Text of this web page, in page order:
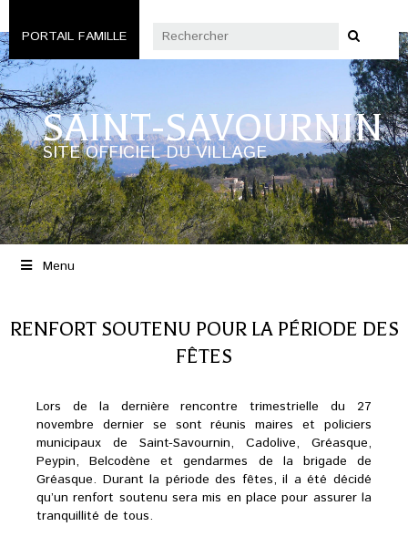
PORTAIL FAMILLE
SAINT-SAVOURNIN
SITE OFFICIEL DU VILLAGE
Menu
RENFORT SOUTENU POUR LA PÉRIODE DES
FÊTES
Lors de la dernière rencontre trimestrielle du 27
novembre dernier se sont réunis maires et policiers
municipaux de Saint-Savournin, Cadolive, Gréasque,
Peypin, Belcodène et gendarmes de la brigade de
Gréasque. Durant la période des fêtes, il a été décidé
qu’un renfort soutenu sera mis en place pour assurer la
tranquillité de tous.